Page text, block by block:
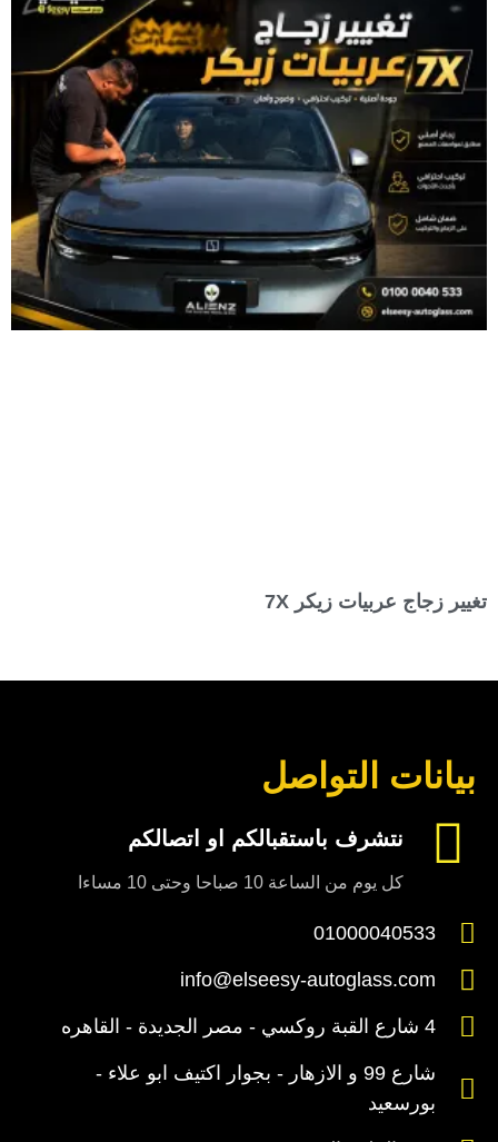
تغيير زجاج عربيات زيكر 7X
بيانات التواصل
نتشرف باستقبالكم او اتصالكم
كل يوم من الساعة 10 صباحا وحتى 10 مساءا
01000040533
info@elseesy-autoglass.com
4 شارع القبة روكسي - مصر الجديدة - القاهره
شارع 99 و الازهار - بجوار اكتيف ابو علاء -
بورسعيد